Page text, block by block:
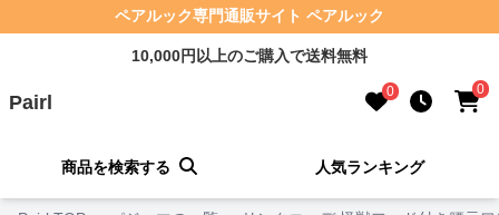
ペアルック専門通販サイト ペアルック
10,000円以上のご購入で送料無料
Pairl 0 0
商品を検索する 人気ランキング